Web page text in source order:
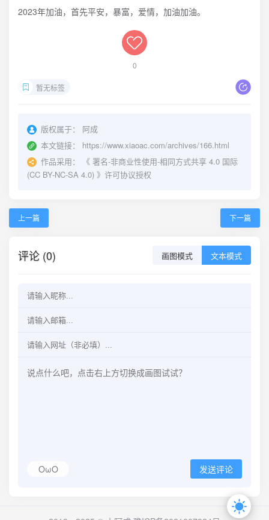
2023年加油，首先平安，暴富，爱情，加油加油。
0
暂无标签
版权属于：
阿成
本文链接：
https://www.xiaoac.com/archives/166.html
作品采用：
《 署名-非商业性使用-相同方式共享 4.0 国际
(CC BY-NC-SA 4.0) 》许可协议授权
上一篇 下一篇
评论 (0) 画图模式 文本模式
OωO 发送评论